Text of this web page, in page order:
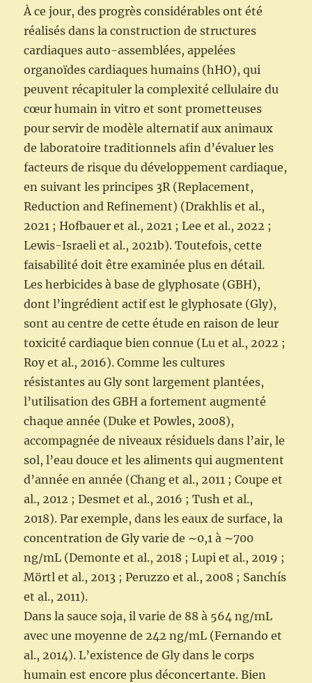
À ce jour, des progrès considérables ont été
réalisés dans la construction de structures
cardiaques auto-assemblées, appelées
organoïdes cardiaques humains (hHO), qui
peuvent récapituler la complexité cellulaire du
cœur humain in vitro et sont prometteuses
pour servir de modèle alternatif aux animaux
de laboratoire traditionnels afin d’évaluer les
facteurs de risque du développement cardiaque,
en suivant les principes 3R (Replacement,
Reduction and Refinement) (Drakhlis et al.,
2021 ; Hofbauer et al., 2021 ; Lee et al., 2022 ;
Lewis-Israeli et al., 2021b). Toutefois, cette
faisabilité doit être examinée plus en détail.
Les herbicides à base de glyphosate (GBH),
dont l’ingrédient actif est le glyphosate (Gly),
sont au centre de cette étude en raison de leur
toxicité cardiaque bien connue (Lu et al., 2022 ;
Roy et al., 2016). Comme les cultures
résistantes au Gly sont largement plantées,
l’utilisation des GBH a fortement augmenté
chaque année (Duke et Powles, 2008),
accompagnée de niveaux résiduels dans l’air, le
sol, l’eau douce et les aliments qui augmentent
d’année en année (Chang et al., 2011 ; Coupe et
al., 2012 ; Desmet et al., 2016 ; Tush et al.,
2018). Par exemple, dans les eaux de surface, la
concentration de Gly varie de ∼0,1 à ∼700
ng/mL (Demonte et al., 2018 ; Lupi et al., 2019 ;
Mörtl et al., 2013 ; Peruzzo et al., 2008 ; Sanchís
et al., 2011).
Dans la sauce soja, il varie de 88 à 564 ng/mL
avec une moyenne de 242 ng/mL (Fernando et
al., 2014). L’existence de Gly dans le corps
humain est encore plus déconcertante. Bien